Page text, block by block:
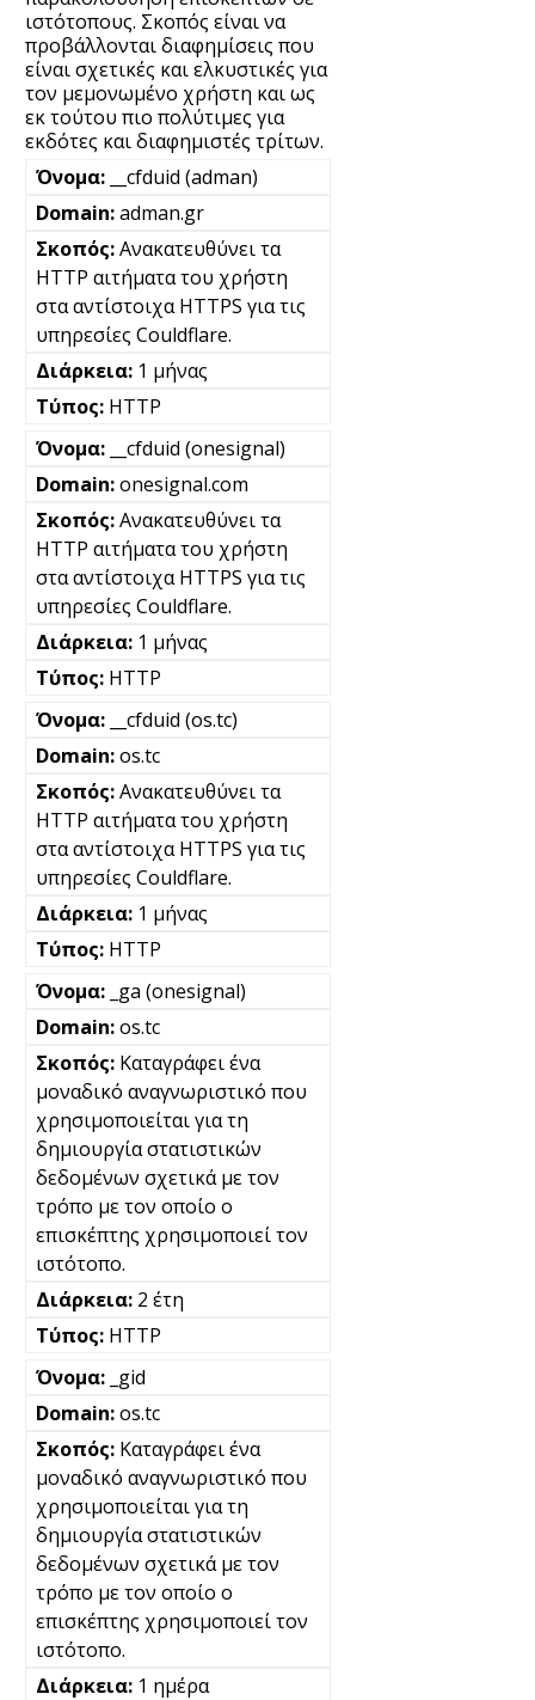
ιστότοπους. Σκοπός είναι να
προβάλλονται διαφημίσεις που
είναι σχετικές και ελκυστικές για
τον μεμονωμένο χρήστη και ως
εκ τούτου πιο πολύτιμες για
εκδότες και διαφημιστές τρίτων.
__cfduid (adman)
adman.gr
Ανακατευθύνει τα
HTTP αιτήματα του χρήστη
στα αντίστοιχα HTTPS για τις
υπηρεσίες Couldflare.
1 μήνας
HTTP
__cfduid (onesignal)
onesignal.com
Ανακατευθύνει τα
HTTP αιτήματα του χρήστη
στα αντίστοιχα HTTPS για τις
υπηρεσίες Couldflare.
1 μήνας
HTTP
__cfduid (os.tc)
os.tc
Ανακατευθύνει τα
HTTP αιτήματα του χρήστη
στα αντίστοιχα HTTPS για τις
υπηρεσίες Couldflare.
1 μήνας
HTTP
_ga (onesignal)
os.tc
Καταγράφει ένα
μοναδικό αναγνωριστικό που
χρησιμοποιείται για τη
δημιουργία στατιστικών
δεδομένων σχετικά με τον
τρόπο με τον οποίο ο
επισκέπτης χρησιμοποιεί τον
ιστότοπο.
2 έτη
HTTP
_gid
os.tc
Καταγράφει ένα
μοναδικό αναγνωριστικό που
χρησιμοποιείται για τη
δημιουργία στατιστικών
δεδομένων σχετικά με τον
τρόπο με τον οποίο ο
επισκέπτης χρησιμοποιεί τον
ιστότοπο.
1 ημέρα